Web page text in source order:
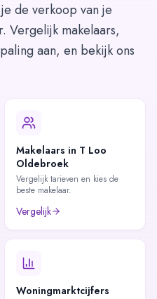
de verkoop van je
Vergelijk makelaars,
aan, en bekijk ons
Makelaars in T Loo
Oldebroek
Vergelijk tarieven en kies de
beste makelaar.
Vergelijk
Woningmarktcijfers